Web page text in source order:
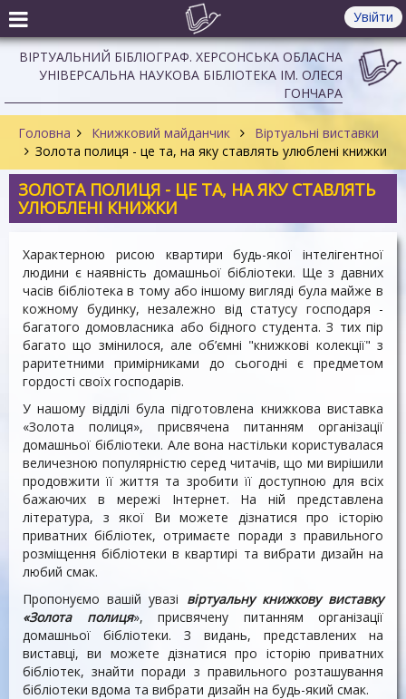
Увійти
ВІРТУАЛЬНИЙ БІБЛІОГРАФ. ХЕРСОНСЬКА ОБЛАСНА
УНІВЕРСАЛЬНА НАУКОВА БІБЛІОТЕКА ІМ. ОЛЕСЯ
ГОНЧАРА
Головна Книжковий майданчик
Віртуальні виставки
Золота полиця - це та, на яку ставлять улюблені книжки
ЗОЛОТА ПОЛИЦЯ - ЦЕ ТА, НА ЯКУ СТАВЛЯТЬ
УЛЮБЛЕНІ КНИЖКИ
Характерною рисою квартири будь-якої інтелігентної
людини є наявність домашньої бібліотеки. Ще з давних
часів бібліотека в тому або іншому вигляді була майже в
кожному будинку, незалежно від статусу господаря -
багатого домовласника або бідного студента. З тих пір
багато що змінилося, але об’ємні "книжкові колекції" з
раритетними примірниками до сьогодні є предметом
гордості своїх господарів.
У нашому відділі була підготовлена книжкова виставка
«Золота полиця», присвячена питанням організації
домашньої бібліотеки. Але вона настільки користувалася
величезною популярністю серед читачів, що ми вирішили
продовжити її життя та зробити її доступною для всіх
бажаючих в мережі Інтернет. На ній представлена
література, з якої Ви можете дізнатися про історію
приватних бібліотек, отримаєте поради з правильного
розміщення бібліотеки в квартирі та вибрати дизайн на
любий смак.
Пропонуємо вашій увазі віртуальну книжкову виставку
«Золота полиця», присвячену питанням організації
домашньої бібліотеки. З видань, представлених на
виставці, ви можете дізнатися про історію приватних
бібліотек, знайти поради з правильного розташування
бібліотеки вдома та вибрати дизайн на будь-який смак.